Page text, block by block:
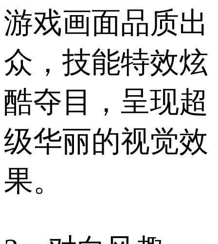
游戏画面品质出
众，技能特效炫
酷夺目，呈现超
级华丽的视觉效
果。